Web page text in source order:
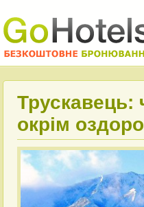
Трускавець:
окрім